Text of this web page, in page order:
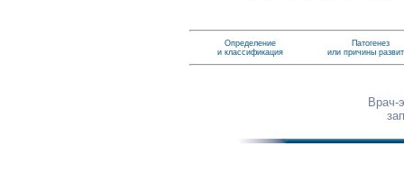
Определение
и классификация
Патогенез
или причины
Врач-